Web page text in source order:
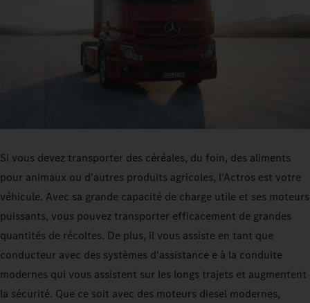
Si vous devez transporter des céréales, du foin, des aliments
pour animaux ou d'autres produits agricoles, l'Actros est votre
véhicule. Avec sa grande capacité de charge utile et ses moteurs
puissants, vous pouvez transporter efficacement de grandes
quantités de récoltes. De plus, il vous assiste en tant que
conducteur avec des systèmes d'assistance e à la conduite
modernes qui vous assistent sur les longs trajets et augmentent
la sécurité. Que ce soit avec des moteurs diesel modernes,